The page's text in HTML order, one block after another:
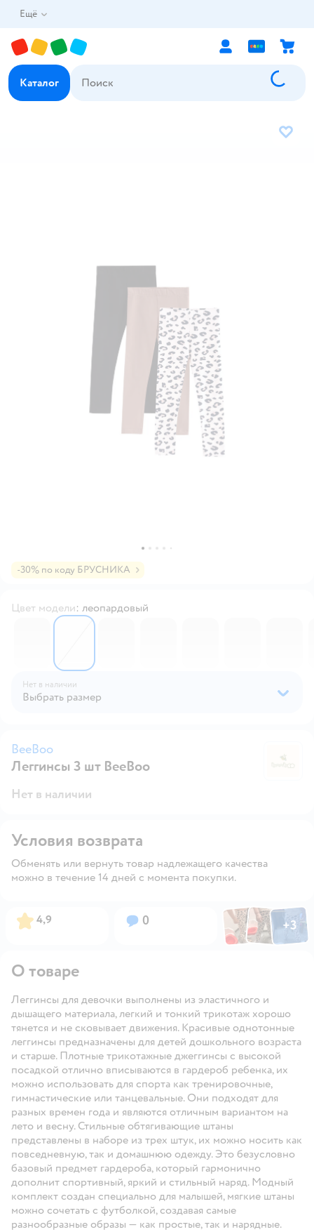
Ещё
Каталог
В
-30% по коду БРУСНИКА
Цвет модели: леопардовый
66385036685940
Нет в наличии
Выбрать размер
BeeBoo
Леггинсы 3 шт BeeBoo
Нет в наличии
Условия возврата
Обменять или вернуть товар надлежащего качества
можно в течение 14 дней с момента покупки.
Рейтинг:
4,9 Вопросов:
0 ФотоФотоФото
+3
Открыть
О товаре
Леггинсы для девочки выполнены из эластичного и
дышащего материала, легкий и тонкий трикотаж хорошо
тянется и не сковывает движения. Красивые однотонные
леггинсы предназначены для детей дошкольного возраста
и старше. Плотные трикотажные джеггинсы с высокой
посадкой отлично вписываются в гардероб ребенка, их
можно использовать для спорта как тренировочные,
гимнастические или танцевальные. Они подходят для
разных времен года и являются отличным вариантом на
лето и весну. Стильные обтягивающие штаны
представлены в наборе из трех штук, их можно носить как
повседневную, так и домашнюю одежду. Это безусловно
базовый предмет гардероба, который гармонично
дополнит спортивный, яркий и стильный наряд. Модный
комплект создан специально для малышей, мягкие штаны
можно сочетать с футболкой, создавая самые
разнообразные образы — как простые, так и нарядные.